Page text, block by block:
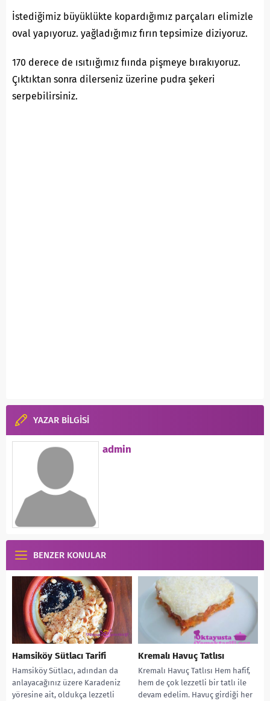
İstediğimiz büyüklükte kopardığımız parçaları elimizle
oval yapıyoruz. yağladığımız fırın tepsimize diziyoruz.
170 derece de ısıtıığımız fıında pişmeye bırakıyoruz.
Çıktıktan sonra dilerseniz üzerine pudra şekeri
serpebilirsiniz.
YAZAR BİLGİSİ
admin
BENZER KONULAR
Hamsiköy Sütlacı Tarifi
Hamsiköy Sütlacı, adından da
anlayacağınız üzere Karadeniz
yöresine ait, oldukça lezzetli
Kremalı Havuç Tatlısı
Kremalı Havuç Tatlısı Hem hafif,
hem de çok lezzetli bir tatlı ile
devam edelim. Havuç girdiği her